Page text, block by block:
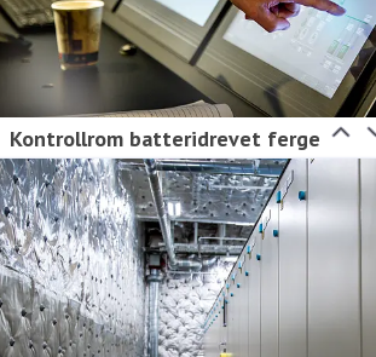
Kontrollrom batteridrevet ferge